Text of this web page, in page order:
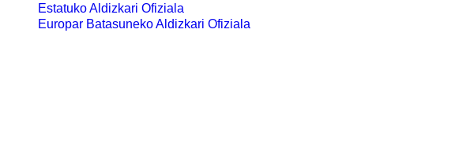
Estatuko Aldizkari Ofiziala
Europar Batasuneko Aldizkari Ofiziala